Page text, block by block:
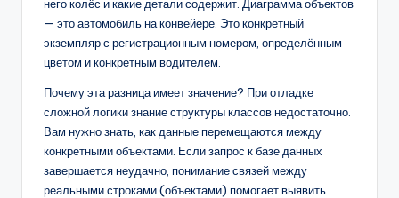
него колёс и какие детали содержит. Диаграмма объектов
— это автомобиль на конвейере. Это конкретный
экземпляр с регистрационным номером, определённым
цветом и конкретным водителем.
Почему эта разница имеет значение? При отладке
сложной логики знание структуры классов недостаточно.
Вам нужно знать, как данные перемещаются между
конкретными объектами. Если запрос к базе данных
завершается неудачно, понимание связей между
реальными строками (объектами) помогает выявить